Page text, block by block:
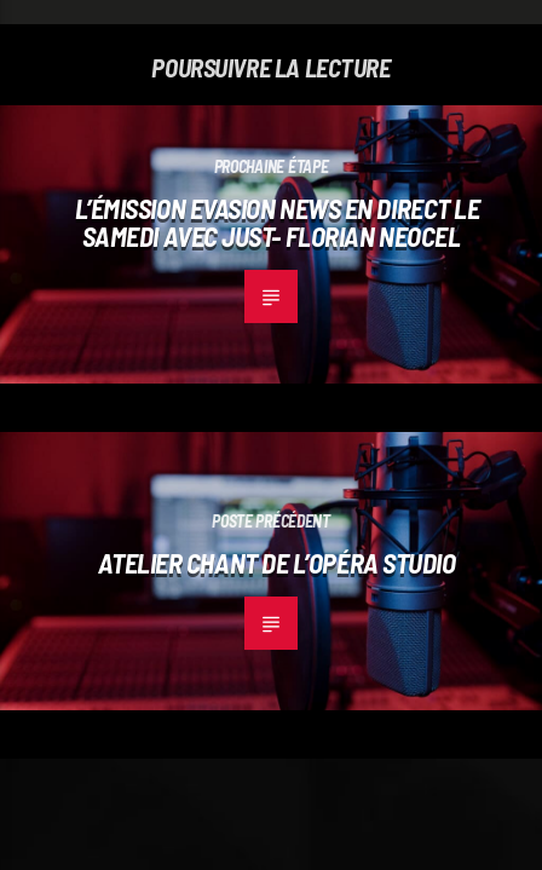
POURSUIVRE LA LECTURE
PROCHAINE ÉTAPE
L’ÉMISSION EVASION NEWS EN DIRECT LE
SAMEDI AVEC JUST- FLORIAN NEOCEL
POSTE PRÉCÉDENT
ATELIER CHANT DE L’OPÉRA STUDIO